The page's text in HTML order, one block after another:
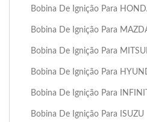
Bobina De Ignição Para
Bobina De Ignição Para
Bobina De Ignição Para
Bobina De Ignição Para
Bobina De Ignição Para
Bobina De Ignição Para ISUZU